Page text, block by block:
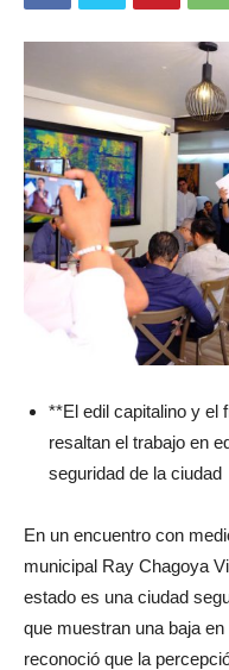
**El edil capitalino y el
resaltan el trabajo en
seguridad de la ciudad
En un encuentro con
municipal Ray Chagoya
estado es una ciudad
que muestran una baja
reconoció que la